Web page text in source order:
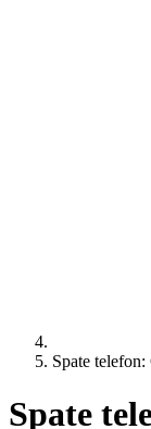
Spate
Spate